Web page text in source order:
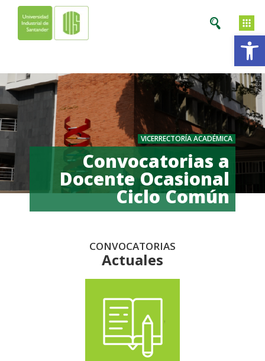
VICERRECTORÍA ACADÉMICA
Convocatorias a
Docente Ocasional
Ciclo Común
CONVOCATORIAS
Actuales